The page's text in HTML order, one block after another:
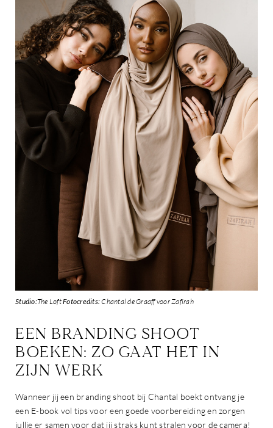
Studio:The LoftFotocredits:Chantal de Graaff voor Zafirah
EEN BRANDING SHOOT
BOEKEN: ZO GAAT HET IN
ZIJN WERK
Wanneer jij een branding shoot bij Chantal boekt ontvang je
een E-book vol tips voor een goede voorbereiding en zorgen
jullie er samen voor dat jij straks kunt stralen voor de camera!